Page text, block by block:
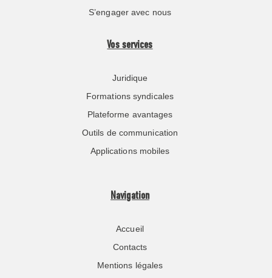
S’engager avec nous
Vos services
Juridique
Formations syndicales
Plateforme avantages
Outils de communication
Applications mobiles
Navigation
Accueil
Contacts
Mentions légales